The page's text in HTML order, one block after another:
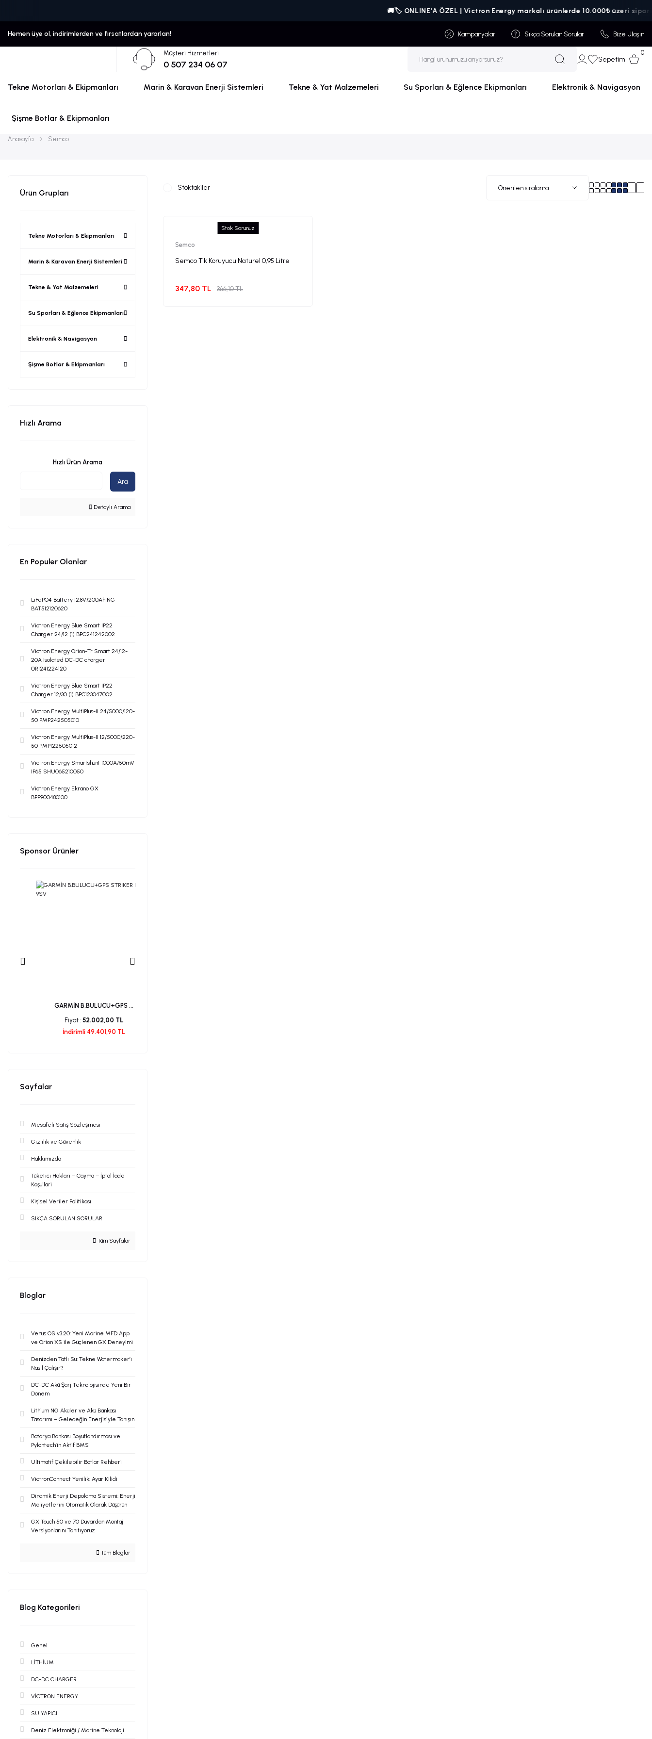
Hemen üye ol, indirimlerden ve fırsatlardan yararlan! Kampanyalar Sıkça Sorulan Sorular Bize Ulaşın
Müşteri Hizmetleri
0 507 234 06 07 Sepetim
0
Tekne Motorları & Ekipmanları Marin & Karavan Enerji Sistemleri Tekne & Yat Malzemeleri Su Sporları & Eğlence Ekipmanları Elektronik & Navigasyon
Şişme Botlar & Ekipmanları
🚚🏷️ ONLINE'A ÖZEL | Victron Energy markalı ürünlerde 10.000₺ üzeri siparişlerde
Anasayfa Semco
Ürün Grupları
Tekne Motorları & Ekipmanları
Marin & Karavan Enerji Sistemleri
Tekne & Yat Malzemeleri
Su Sporları & Eğlence Ekipmanları
Elektronik & Navigasyon
Şişme Botlar & Ekipmanları
Hızlı Arama
Hızlı Ürün Arama
Ara
Detaylı Arama
En Populer Olanlar
LiFePO4 Battery 12.8V/200Ah NG
BAT512120620
Victron Energy Blue Smart IP22
Charger 24/12 (1) BPC241242002
Victron Energy Orion-Tr Smart 24/12-
20A Isolated DC-DC charger
ORI241224120
Victron Energy Blue Smart IP22
Charger 12/30 (1) BPC123047002
Victron Energy MultiPlus-II 24/5000/120-
50 PMP242505010
Victron Energy MultiPlus-II 12/5000/220-
50 PMP122505012
Victron Energy Smartshunt 1000A/50mV
IP65 SHU065210050
Victron Energy Ekrano GX
BPP900480100
Sponsor Ürünler
GARMİN B.BULUCU+GPS ...
Fiyat :52.002,00 TL
İndirimli 49.401,90 TL
Sayfalar
Mesafeli Satış Sözleşmesi
Gizlilik ve Güvenlik
Hakkımızda
Tüketici Haklari – Cayma – İptal İade
Koşullari
Kişisel Veriler Politikası
SIKÇA SORULAN SORULAR
Tüm Sayfalar
Bloglar
Venus OS v3.20: Yeni Marine MFD App
ve Orion XS ile Güçlenen GX Deneyimi
Denizden Tatlı Su: Tekne Watermaker’ı
Nasıl Çalışır?
DC-DC Akü Şarj Teknolojisinde Yeni Bir
Dönem
Lithium NG Aküler ve Akü Bankası
Tasarımı – Geleceğin Enerjisiyle Tanışın
Batarya Bankası Boyutlandırması ve
Pylontech’in Aktif BMS
Ultimatif Çekilebilir Botlar Rehberi
VictronConnect Yenilik: Ayar Kilidi
Dinamik Enerji Depolama Sistemi: Enerji
Maliyetlerini Otomatik Olarak Düşürün
GX Touch 50 ve 70 Duvardan Montaj
Versiyonlarını Tanıtıyoruz
Tüm Bloglar
Blog Kategorileri
Genel
LİTHİUM
DC-DC CHARGER
VİCTRON ENERGY
SU YAPICI
Deniz Elektroniği / Marine Teknoloji
Stoktakiler
Stok Sorunuz
Semco
Semco Tik Koruyucu Naturel 0,95 Litre
347,80 TL 366,10 TL